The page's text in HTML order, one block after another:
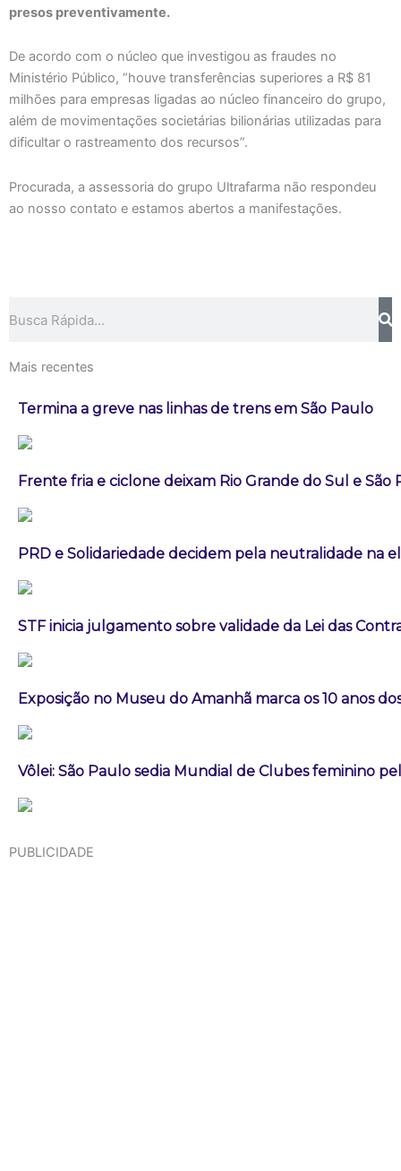
presos preventivamente.
De acordo com o núcleo que investigou as fraudes no
Ministério Público, “houve transferências superiores a R$ 81
milhões para empresas ligadas ao núcleo financeiro do grupo,
além de movimentações societárias bilionárias utilizadas para
dificultar o rastreamento dos recursos”.
Procurada, a assessoria do grupo Ultrafarma não respondeu
ao nosso contato e estamos abertos a manifestações.
Mais recentes
Termina a greve nas linhas de trens em São Paulo
Frente fria e ciclone deixam Rio Grande do Sul e São
PRD e Solidariedade decidem pela neutralidade na
STF inicia julgamento sobre validade da Lei das
Exposição no Museu do Amanhã marca os 10 anos
Vôlei: São Paulo sedia Mundial de Clubes feminino
PUBLICIDADE